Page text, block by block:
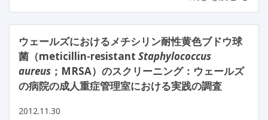
ウェールズにおけるメチシリン耐性黄色ブドウ球
菌（meticillin-resistant Staphylococcus
aureus ；MRSA）のスクリーニング：ウェールズ
の病院の成人重症管理室における実践の調査
2012.11.30